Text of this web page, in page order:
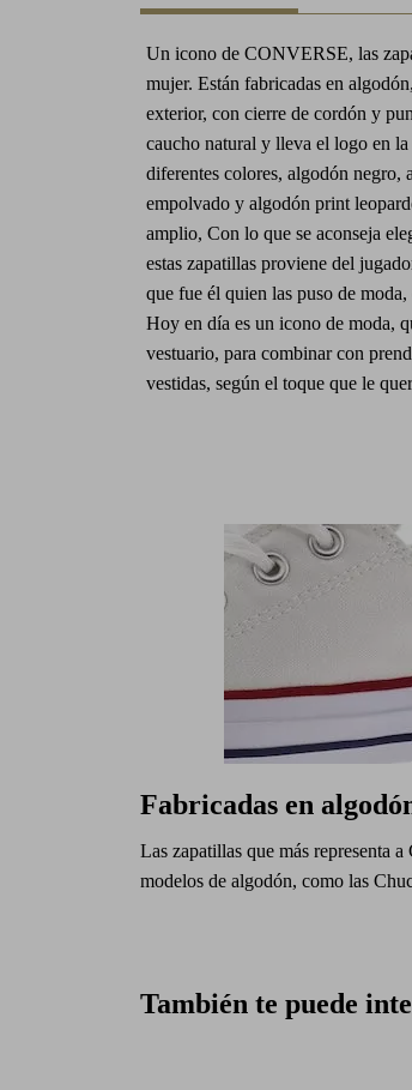
Un icono de CONVERSE, las
mujer. Están fabricadas en
exterior, con cierre de cordón y
caucho natural y lleva el logo en
diferentes colores, algodón negro,
empolvado y algodón print
amplio, Con lo que se aconseja
estas zapatillas proviene del
que fue él quien las puso de moda,
Hoy en día es un icono de moda,
vestuario, para combinar con
vestidas, según el toque que le
Fabricadas en
Las zapatillas que más representa a
modelos de algodón, como las
También te puede